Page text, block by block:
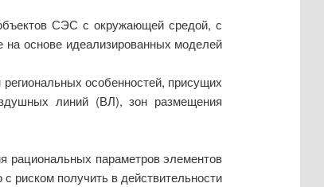
СЭС с окружающей средой, с
на основе идеализированных моделей
особенностей, присущих
линий (ВЛ), зон размещения
рациональных параметров элементов
риском получить в действительности